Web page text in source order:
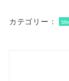
カテゴリー：